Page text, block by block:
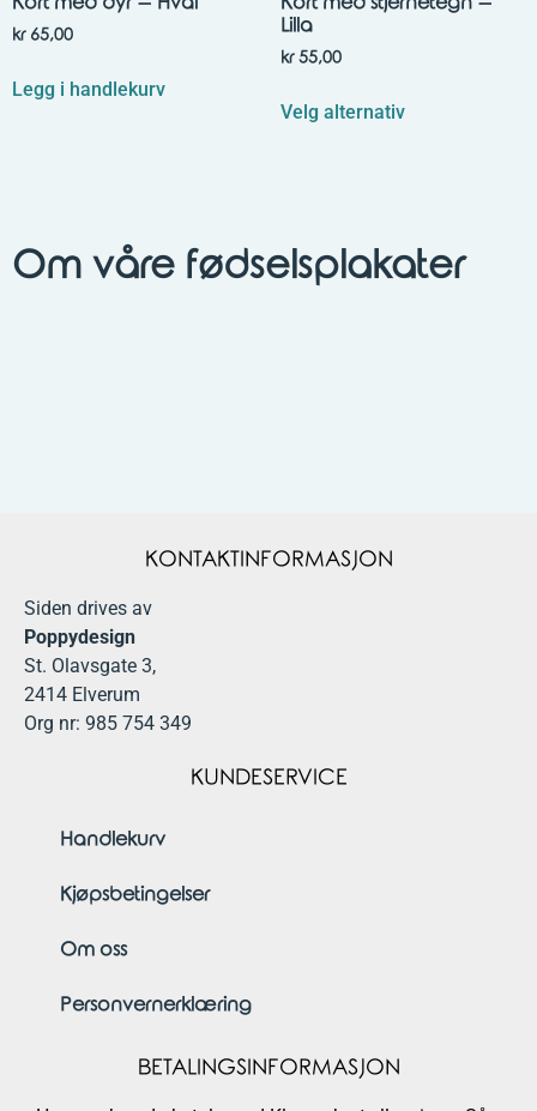
kr65,00
Legg i handlekurv
Lilla
kr55,00
Velg alternativ
Om våre fødselsplakater
KONTAKTINFORMASJON
Siden drives av
Poppydesign
St. Olavsgate 3,
2414 Elverum
Org nr: 985 754 349
KUNDESERVICE
Handlekurv
Kjøpsbetingelser
Om oss
Personvernerklæring
BETALINGSINFORMASJON